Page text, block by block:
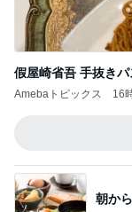
假屋崎省吾 手抜き
Amebaトピックス 16
朝か